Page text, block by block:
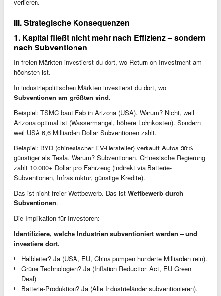
verlieren.
III. Strategische Konsequenzen
1. Kapital fließt nicht mehr nach Effizienz – sondern
nach Subventionen
In freien Märkten investierst du dort, wo Return-on-Investment am
höchsten ist.
In industriepolitischen Märkten investierst du dort, wo
Subventionen am größten sind.
Beispiel: TSMC baut Fab in Arizona (USA). Warum? Nicht, weil
Arizona optimal ist (Wassermangel, höhere Lohnkosten). Sondern
weil USA 6,6 Milliarden Dollar Subventionen zahlt.
Beispiel: BYD (chinesischer EV-Hersteller) verkauft Autos 30%
günstiger als Tesla. Warum? Subventionen. Chinesische Regierung
zahlt 10.000+ Dollar pro Fahrzeug (indirekt via Batterie-
Subventionen, Infrastruktur, günstige Kredite).
Das ist nicht freier Wettbewerb. Das ist Wettbewerb durch
Subventionen.
Die Implikation für Investoren:
Identifiziere, welche Industrien subventioniert werden – und
investiere dort.
Halbleiter? Ja (USA, EU, China pumpen hunderte Milliarden rein).
Grüne Technologien? Ja (Inflation Reduction Act, EU Green
Deal).
Batterie-Produktion? Ja (Alle Industrieländer subventionieren).